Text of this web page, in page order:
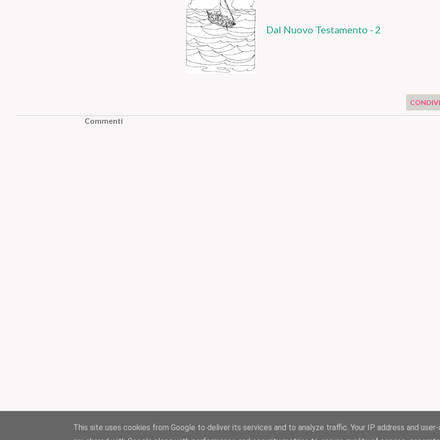
Dal Nuovo Testamento - 2
Commenti
Powered by Blogger storiedellabibbia.it
This site uses cookies from Google to deliver its services and to analyze traffic. Your IP address and